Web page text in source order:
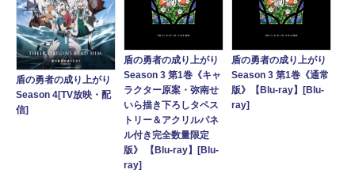
盾の勇者の成り上がり
Season 4[TV放映・配
信]
盾の勇者の成り上がり
Season 3 第1巻《キャ
ラクター原案・弥南せ
いら描き下ろしタペス
トリー＆アクリルパネ
ル付き完全数量限定
版》 【Blu-ray】[Blu-
ray]
盾の勇者の成り上がり
Season 3 第1巻《通常
版》【Blu-ray】[Blu-
ray]